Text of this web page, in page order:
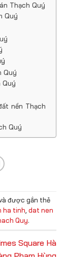
Thạch Quý
Quý
Quý
Quý
nền Thạch
Quý
được gắn thẻ
ha tinh dat nen
Quy.
Square Hà